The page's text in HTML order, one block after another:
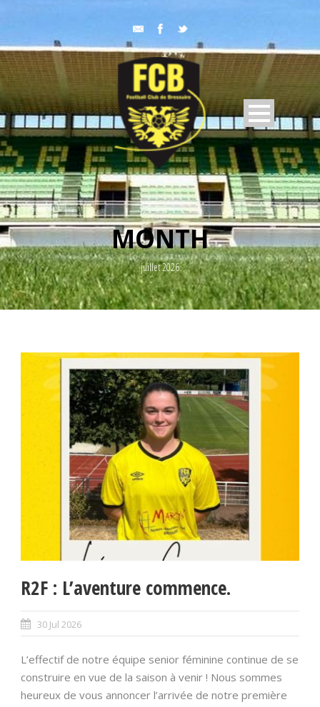
MONTH
juillet 2026
R2F : L’aventure commence.
30 Jul 2026
L’effectif de notre équipe senior féminine continue de se
construire en vue de la saison à venir ! Nous sommes
heureux de vous annoncer l’arrivée de notre première